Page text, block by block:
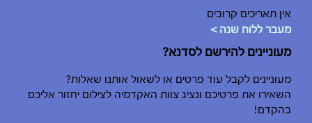
אין תאריכים קרובים
מעבר ללוח שנה >
מעוניינים להירשם לסדנא?
מעוניינים לקבל עוד פרטים או לשאול אותנו שאלות?
השאירו את פרטיכם ונציג צוות האקדמיה לצילום יחזור אליכם
בהקדם!